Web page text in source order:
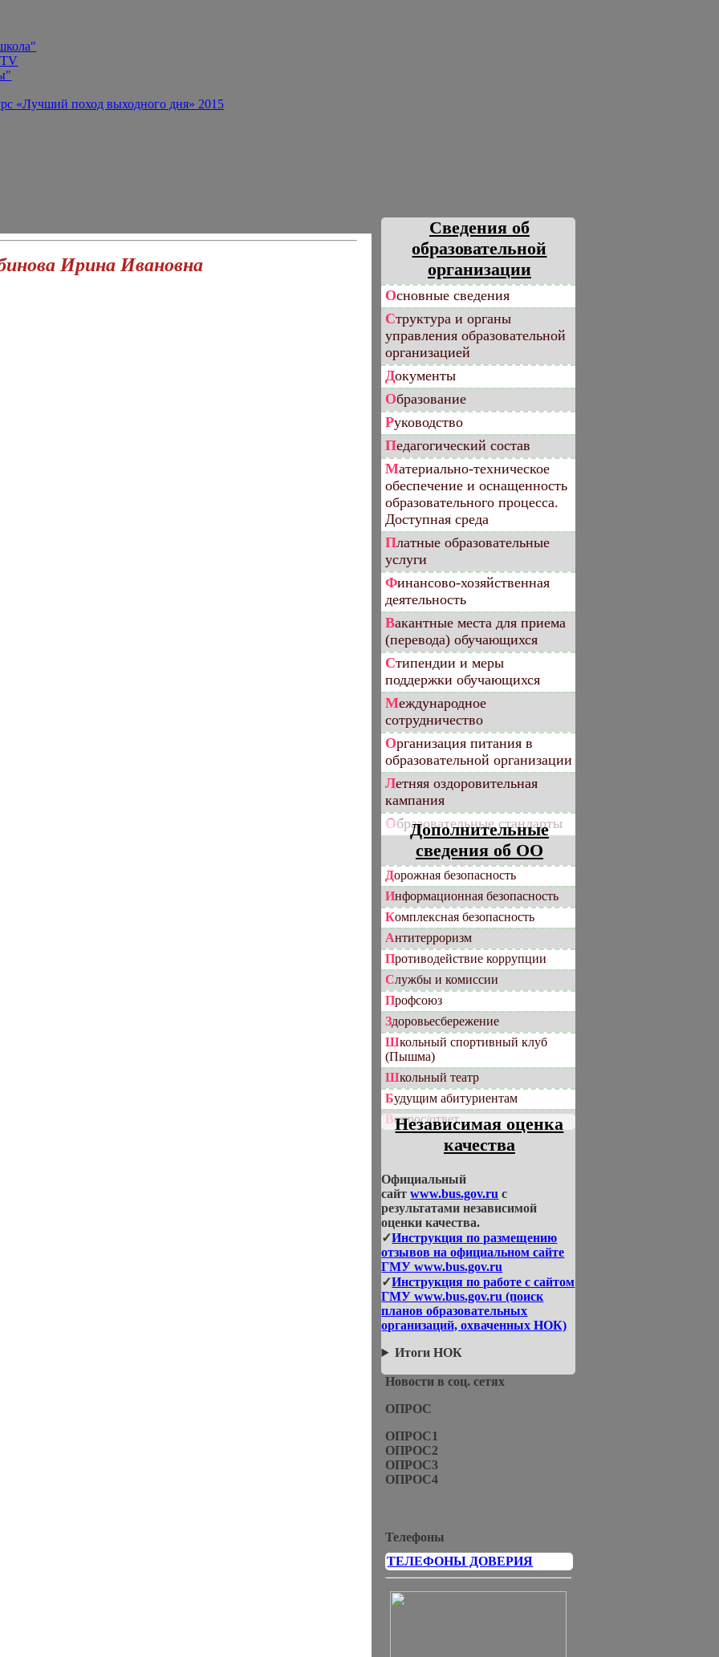
«Лучший поход выходного дня» 2015
Ирина Ивановна
Сведения об
образовательной
организации
Основные сведения
Структура и органы
управления образовательной
организацией
Документы
Образование
Руководство
Педагогический состав
Материально-техническое
обеспечение и оснащенность
образовательного процесса.
Доступная среда
Платные образовательные
услуги
Финансово-хозяйственная
деятельность
Вакантные места для приема
(перевода) обучающихся
Стипендии и меры
поддержки обучающихся
Международное
сотрудничество
Организация питания в
образовательной организации
Летняя оздоровительная
кампания
Образовательные стандарты
Дополнительные
сведения об ОО
Дорожная безопасность
Информационная безопасность
Комплексная безопасность
Антитерроризм
Противодействие коррупции
Службы и комиссии
Профсоюз
Здоровьесбережение
Школьный спортивный клуб
(Пышма)
Школьный театр
Будущим абитуриентам
Вопрос/ответ
Независимая оценка
качества
Официальный
сайтwww.bus.gov.ru с
результатами независимой
оценки качества.
✓Инструкция по размещению
отзывов на официальном сайте
ГМУ www.bus.gov.ru
✓Инструкция по работе с сайтом
ГМУ www.bus.gov.ru (поиск
планов образовательных
организаций, охваченных НОК)
Итоги НОК
Новости в соц. сетях
ОПРОС
ОПРОС1
ОПРОС2
ОПРОС3
ОПРОС4
Телефоны
ТЕЛЕФОНЫ ДОВЕРИЯ